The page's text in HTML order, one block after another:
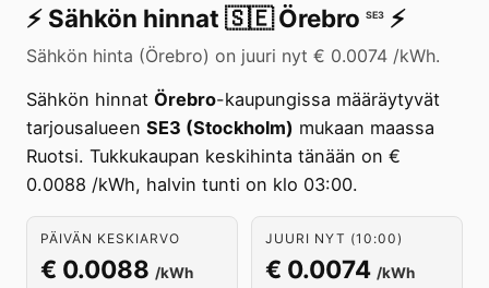
⚡️ Sähkön hinnat 🇸🇪 Örebro SE3 ⚡️
Sähkön hinta (Örebro) on juuri nyt € 0.0074 /kWh.
Sähkön hinnat Örebro-kaupungissa määräytyvät
tarjousalueen SE3 (Stockholm) mukaan maassa
Ruotsi. Tukkukaupan keskihinta tänään on €
0.0088 /kWh, halvin tunti on klo 03:00.
PÄIVÄN KESKIARVO
€ 0.0088 /kWh
JUURI NYT (10:00)
€ 0.0074 /kWh